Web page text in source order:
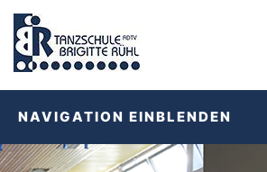
NAVIGATION EINBLENDEN